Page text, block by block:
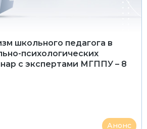
школьного педагога в
психологических
с экспертами МГППУ – 8
Анонс